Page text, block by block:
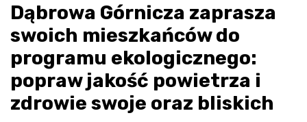
Dąbrowa Górnicza zaprasza
swoich mieszkańców do
programu ekologicznego:
popraw jakość powietrza i
zdrowie swoje oraz bliskich